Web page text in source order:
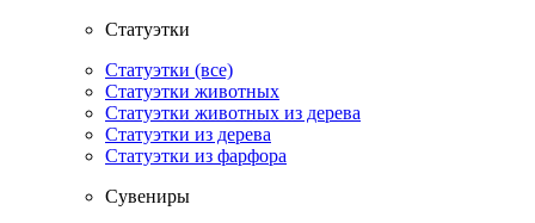
Статуэтки
Статуэтки (все)
Статуэтки животных
Статуэтки животных из дерева
Статуэтки из дерева
Статуэтки из фарфора
Сувениры